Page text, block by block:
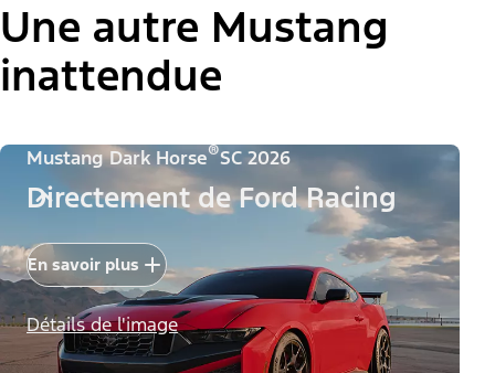
Une autre Mustang
inattendue
Mustang Dark Horse®SC 2026
Directement de Ford Racing
En savoir plus
Détails de l'image